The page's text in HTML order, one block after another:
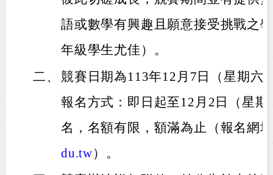
語或數學有興趣且願意接受挑戰之
年級學生尤佳）。
二、 競賽日期為113年12月7日（星期六
報名方式：即日起至12月2日（星
名，名額有限，額滿為止（報名網址
du.tw）。